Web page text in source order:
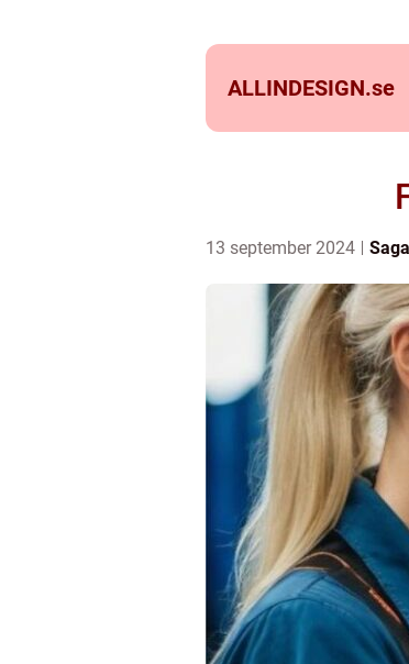
ALLINDESIGN.se
13 september 2024